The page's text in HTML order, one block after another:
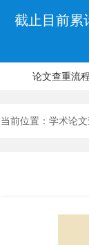
截止目前累
论文查重流程
当前位置： 学术论